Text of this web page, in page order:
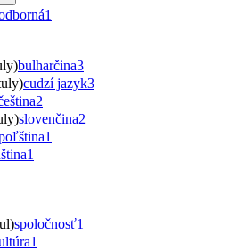
1
bulharčina3
cudzí jazyk3
2
slovenčina2
1
1
spoločnosť1
1